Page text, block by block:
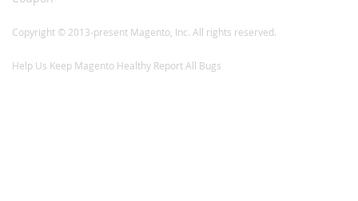
Copyright © 2013-present Magento, Inc. All rights reserved.
Help Us Keep Magento Healthy Report All Bugs